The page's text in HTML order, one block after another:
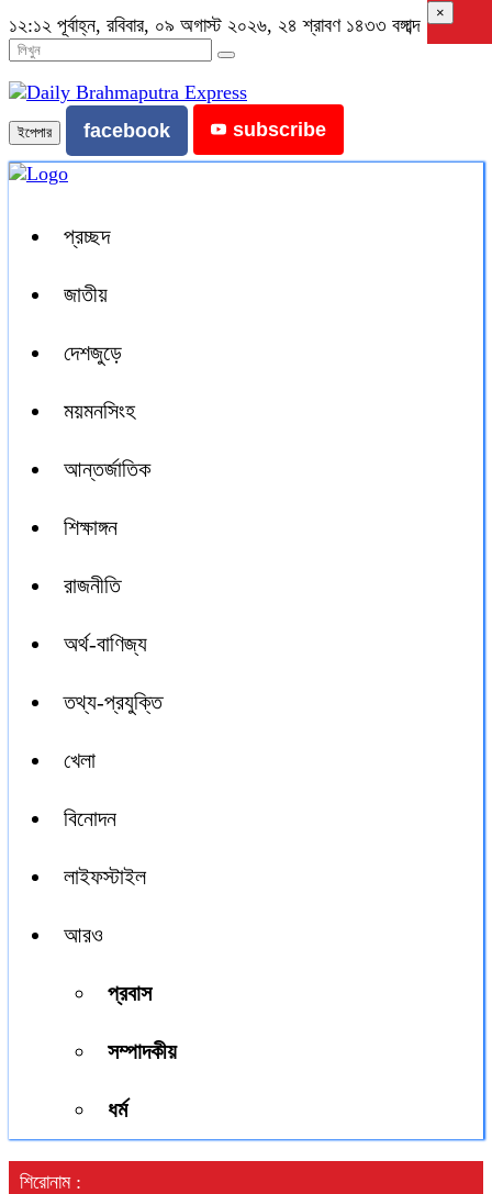
১২:১২ পূর্বাহ্ন, রবিবার, ০৯ অগাস্ট ২০২৬, ২৪ শ্রাবণ ১৪৩৩ বঙ্গাব্দ
ইপেপার facebook subscribe
প্রচ্ছদ
জাতীয়
দেশজুড়ে
ময়মনসিংহ
আন্তর্জাতিক
শিক্ষাঙ্গন
রাজনীতি
অর্থ-বাণিজ্য
তথ্য-প্রযুক্তি
খেলা
বিনোদন
লাইফস্টাইল
আরও
প্রবাস
সম্পাদকীয়
ধর্ম
শিরোনাম :
×